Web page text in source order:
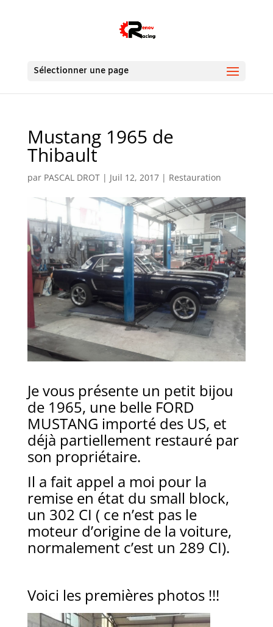
Sélectionner une page
Mustang 1965 de
Thibault
par PASCAL DROT| Juil 12, 2017| Restauration
Je vous présente un petit bijou
de 1965, une belle FORD
MUSTANG importé des US, et
déjà partiellement restauré par
son propriétaire.
Il a fait appel a moi pour la
remise en état du small block,
un 302 CI ( ce n’est pas le
moteur d’origine de la voiture,
normalement c’est un 289 CI).
Voici les premières photos !!!